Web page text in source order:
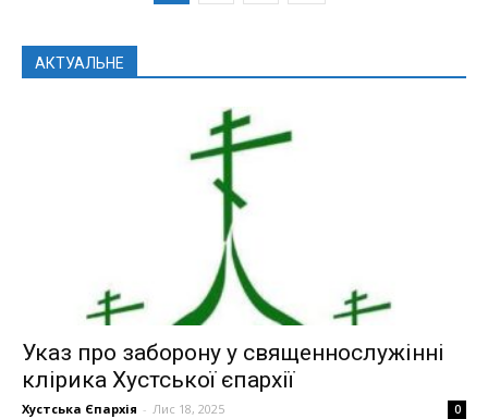
АКТУАЛЬНЕ
Указ про заборону у священнослужінні
клірика Хустської єпархії
Хустська Єпархія - Лис 18, 2025 0